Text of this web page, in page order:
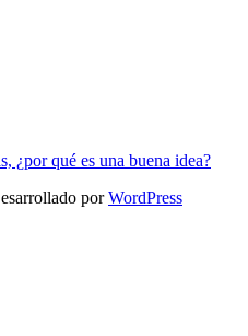
¿por qué es una buena idea?
porWordPress